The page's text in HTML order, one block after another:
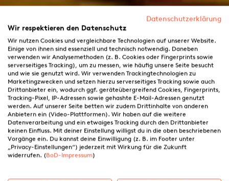
Schriftsteller*in werden: So
Datenschutzerklärung
Wir respektieren den Datenschutz
Wir nutzen Cookies und vergleichbare Technologien auf unserer Website.
Einige von ihnen sind essenziell und technisch notwendig. Daneben
verwenden wir Analysemethoden (z. B. Cookies oder Fingerprints sowie
serverseitiges Tracking), um zu messen, wie häufig unsere Seite besucht
und wie sie genutzt wird. Wir verwenden Trackingtechnologien zu
Marketingzwecken und setzen hierzu serverseitiges Tracking sowie auch
Drittanbieter ein, wodurch ggf. geräteübergreifend Cookies, Fingerprints,
Tracking-Pixel, IP-Adressen sowie gehashte E-Mail-Adressen genutzt
werden. Auf unserer Seite betten wir zudem Drittinhalte von anderen
Anbietern ein (Video-Plattformen). Wir haben auf die weitere
Datenverarbeitung und ein etwaiges Tracking durch den Drittanbieter
keinen Einfluss. Mit deiner Einstellung willigst du in die oben beschriebenen
Vorgänge ein. Du kannst deine Einwilligung (z. B. im Footer unter
„Privacy-Einstellungen“) jederzeit mit Wirkung für die Zukunft
widerrufen. (BoD-Impressum)